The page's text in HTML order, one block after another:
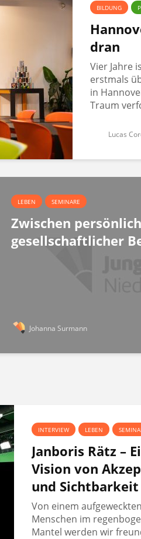
BILDUNG
dran
Vier Jahre
erstmals
in
Traum
Lucas
LEBEN SEMINARE
Zwischen
gesellschaftlicher
Johanna Surmann
INTERVIEW LEBEN
Janboris Rätz –
Vision von
und Sichtbarkeit
Von einem aufgeweckten
Menschen im
Mantel werden wir